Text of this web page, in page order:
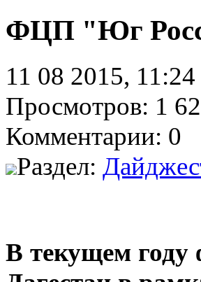
ФЦП "Юг
11 08 2015, 11:24
Просмотров: 1
Комментарии: 0
Раздел:
В текущем году